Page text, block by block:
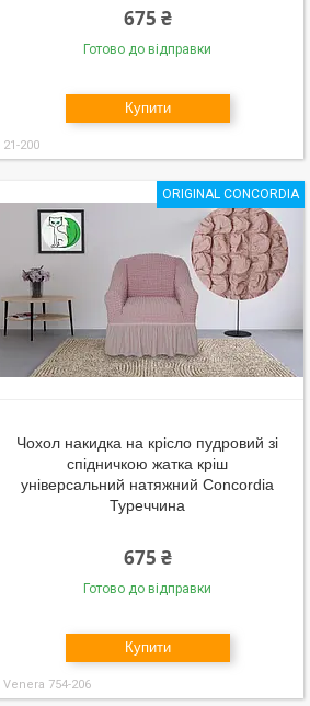
675 ₴
Готово до відправки
Купити
21-200
ORIGINAL CONCORDIA
Чохол накидка на крісло пудровий зі
спідничкою жатка кріш
універсальний натяжний Concordia
Туреччина
675 ₴
Готово до відправки
Купити
Venera 754-206